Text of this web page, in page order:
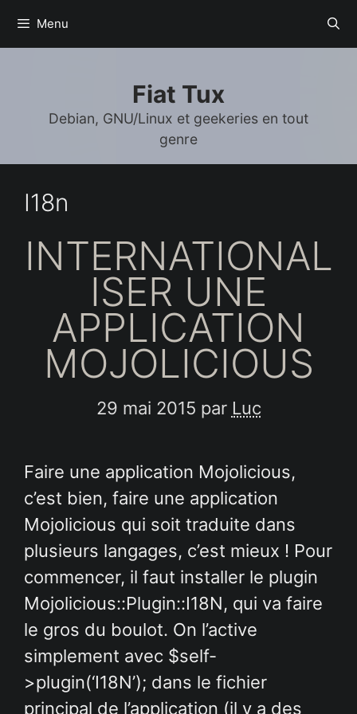
Menu
Fiat Tux
Debian, GNU/Linux et geekeries en tout
genre
I18n
INTERNATIONAL
ISER UNE
APPLICATION
MOJOLICIOUS
29 mai 2015 par Luc
Faire une application Mojolicious,
c’est bien, faire une application
Mojolicious qui soit traduite dans
plusieurs langages, c’est mieux ! Pour
commencer, il faut installer le plugin
Mojolicious::Plugin::I18N, qui va faire
le gros du boulot. On l’active
simplement avec $self-
>plugin(‘I18N’); dans le fichier
principal de l’application (il y a des